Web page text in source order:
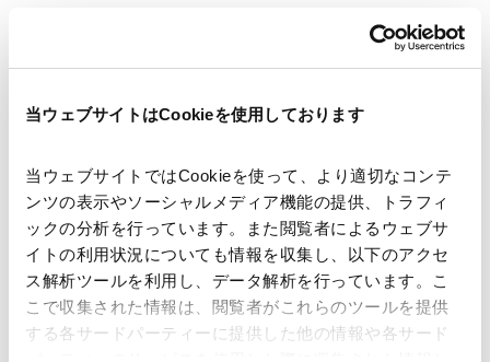
当ウェブサイトはCookieを使用しております
当ウェブサイトではCookieを使って、より適切なコンテ
ンツの表示やソーシャルメディア機能の提供、トラフィ
ックの分析を行っています。また閲覧者によるウェブサ
イトの利用状況についても情報を収集し、以下のアクセ
ス解析ツールを利用し、データ解析を行っています。こ
こで収集された情報は、閲覧者がこれらのツールを提供
する各サードパーティーに提供した他の情報や各サード
著者
関連弁護士等
木下岳人 深田 大介 小野塚格
発行年月日 2022年7月
業務分野 M&A等 事業再生・倒産